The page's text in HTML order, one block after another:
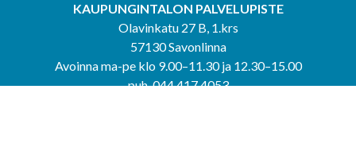
KAUPUNGINTALON PALVELUPISTE
Olavinkatu 27 B, 1.krs
57130 Savonlinna
Avoinna ma-pe klo 9.00–11.30 ja 12.30–15.00
puh. 044 417 4053